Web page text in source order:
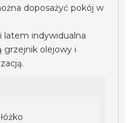
doposażyć pokój w
latem indywidualna
grzejnik olejowy i